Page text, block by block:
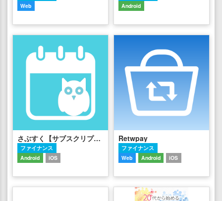
Web
Android
さぶすく【サブスクリプション（課金・固定費）をお得に管理】
ファイナンス
Android
iOS
Retwpay
ファイナンス
Web
Android iOS